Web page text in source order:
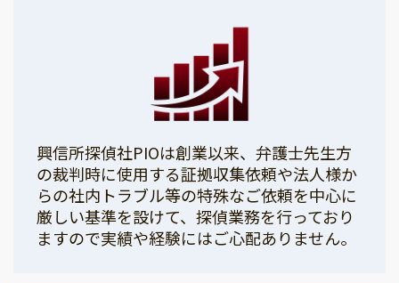
興信所探偵社PIOは創業以来、弁護士先生方
の裁判時に使用する証拠収集依頼や法人様か
らの社内トラブル等の特殊なご依頼を中心に
厳しい基準を設けて、探偵業務を行っており
ますので実績や経験にはご心配ありません。